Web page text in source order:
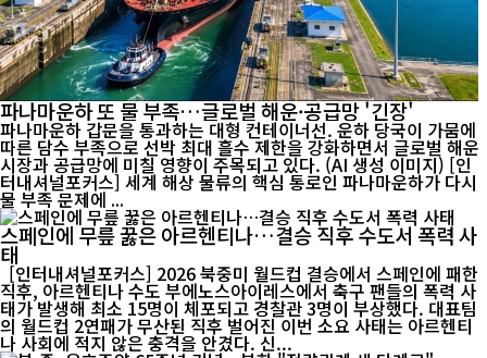
파나마운하 또 물 부족…글로벌 해운·공급망 '긴장'
파나마운하 갑문을 통과하는 대형 컨테이너선. 운하 당국이 가뭄에
따른 담수 부족으로 선박 최대 흘수 제한을 강화하면서 글로벌 해운
시장과 공급망에 미칠 영향이 주목되고 있다. (AI 생성 이미지) [인
터내셔널포커스] 세계 해상 물류의 핵심 통로인 파나마운하가 다시
물 부족 문제에 ...
스페인에 무릎 꿇은 아르헨티나…결승 직후 수도서 폭력 사
태
[인터내셔널포커스] 2026 북중미 월드컵 결승에서 스페인에 패한
직후, 아르헨티나 수도 부에노스아이레스에서 축구 팬들의 폭력 사
태가 발생해 최소 15명이 체포되고 경찰관 3명이 부상했다. 대표팀
의 월드컵 2연패가 무산된 직후 벌어진 이번 소요 사태는 아르헨티
나 사회에 적지 않은 충격을 안겼다. 신...